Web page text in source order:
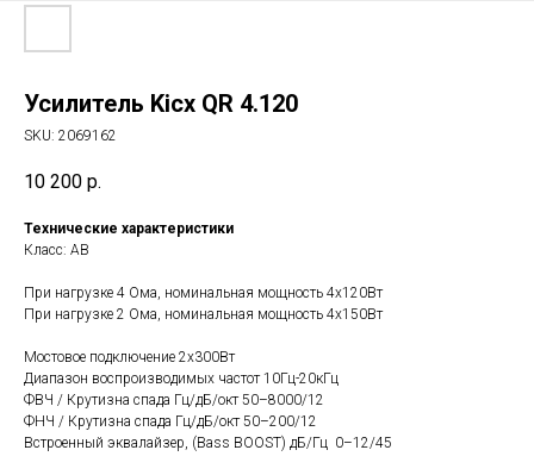
Усилитель Kicx QR 4.120
SKU: 2069162
10 200 р.
Технические характеристики
Класс: AB
При нагрузке 4 Ома, номинальная мощность 4х120Вт
При нагрузке 2 Ома, номинальная мощность 4х150Вт
Мостовое подключение 2х300Вт
Диапазон воспроизводимых частот 10Гц-20кГц
ФВЧ / Крутизна спада Гц/дБ/окт 50–8000/12
ФНЧ / Крутизна спада Гц/дБ/окт 50–200/12
Встроенный эквалайзер, (Bass BOOST) дБ/Гц 0–12/45